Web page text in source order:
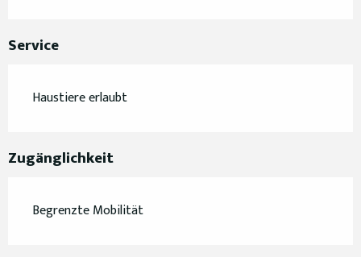
Service
Haustiere erlaubt
Zugänglichkeit
Begrenzte Mobilität